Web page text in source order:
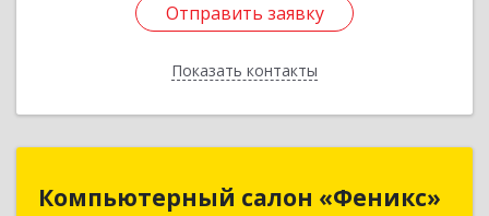
Отправить заявку
Показать контакты
Отправить заявку
Назад
Компьютерный салон «Феникс»
Компьютерный салон «Феникс»